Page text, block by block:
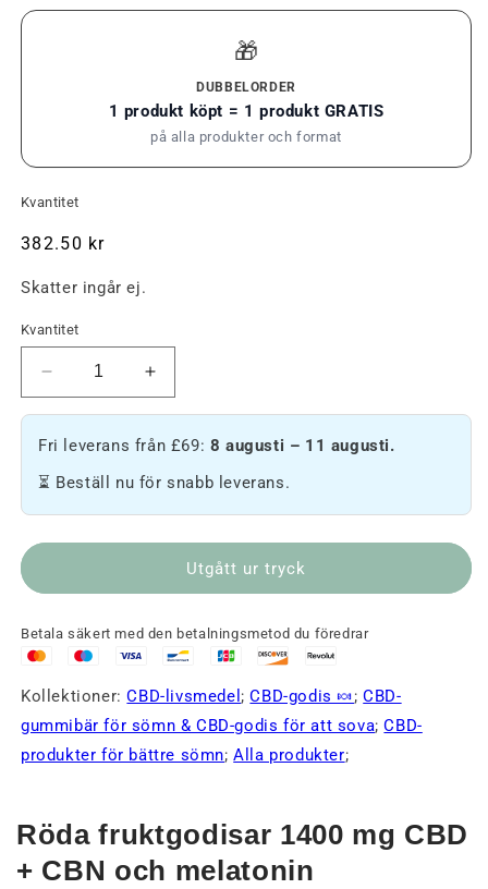
🎁
DUBBELORDER
1 produkt köpt = 1 produkt GRATIS
på alla produkter och format
Kvantitet
Ordinarie
382.50 kr
Skatter ingår ej.
Kvantitet
Minska
CBD
mg
+
Melatonin
godis
-
Öka
mängden
CBD
1400
mg
+
Mélatonine
🫐
Fri leverans från £69: 8 augusti – 11 augusti.
⏳ Beställ nu för snabb leverans.
Utgått ur tryck
Betala säkert med den betalningsmetod du föredrar
Kollektioner:CBD-livsmedel ;CBD-godis 🍬;CBD-
gummibär för sömn & CBD-godis för att sova;CBD-
produkter för bättre sömn;Alla produkter;
Röda fruktgodisar 1400 mg CBD
+ CBN och melatonin